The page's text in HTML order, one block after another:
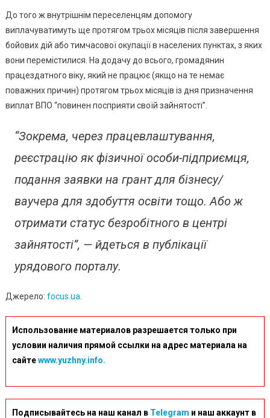
До того ж внутрішнім переселенцям допомогу
виплачуватимуть ще протягом трьох місяців після завершення
бойових дій або тимчасової окупації в населених пунктах, з яких
вони перемістилися. На додачу до всього, громадянин
працездатного віку, який не працює (якщо на те немає
поважних причин) протягом трьох місяців із дня призначення
виплат ВПО “повинен посприяти своїй зайнятості”.
“Зокрема, через працевлаштування,
реєстрацію як фізичної особи-підприємця,
подання заявки на грант для бізнесу/
ваучера для здобуття освіти тощо. Або ж
отримати статус безробітного в центрі
зайнятості”, — йдеться в публікації
урядового порталу.
Джерело: focus.ua
Использование материалов разрешается только при
условии наличия прямой ссылки на адрес материала на
сайтеwww.yuzhny.info.
Подписывайтесь на наш канал в Telegram и наш аккаунт в